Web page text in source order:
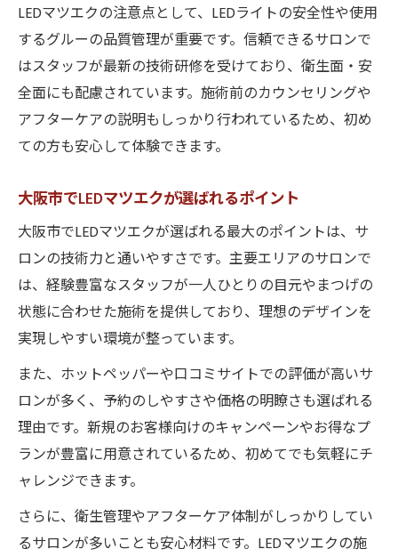
LEDマツエクの注意点として、LEDライトの安全性や使用
するグルーの品質管理が重要です。信頼できるサロンで
はスタッフが最新の技術研修を受けており、衛生面・安
全面にも配慮されています。施術前のカウンセリングや
アフターケアの説明もしっかり行われているため、初め
ての方も安心して体験できます。
大阪市でLEDマツエクが選ばれるポイント
大阪市でLEDマツエクが選ばれる最大のポイントは、サ
ロンの技術力と通いやすさです。主要エリアのサロンで
は、経験豊富なスタッフが一人ひとりの目元やまつげの
状態に合わせた施術を提供しており、理想のデザインを
実現しやすい環境が整っています。
また、ホットペッパーや口コミサイトでの評価が高いサ
ロンが多く、予約のしやすさや価格の明瞭さも選ばれる
理由です。新規のお客様向けのキャンペーンやお得なプ
ランが豊富に用意されているため、初めてでも気軽にチ
ャレンジできます。
さらに、衛生管理やアフターケア体制がしっかりしてい
るサロンが多いことも安心材料です。LEDマツエクの施